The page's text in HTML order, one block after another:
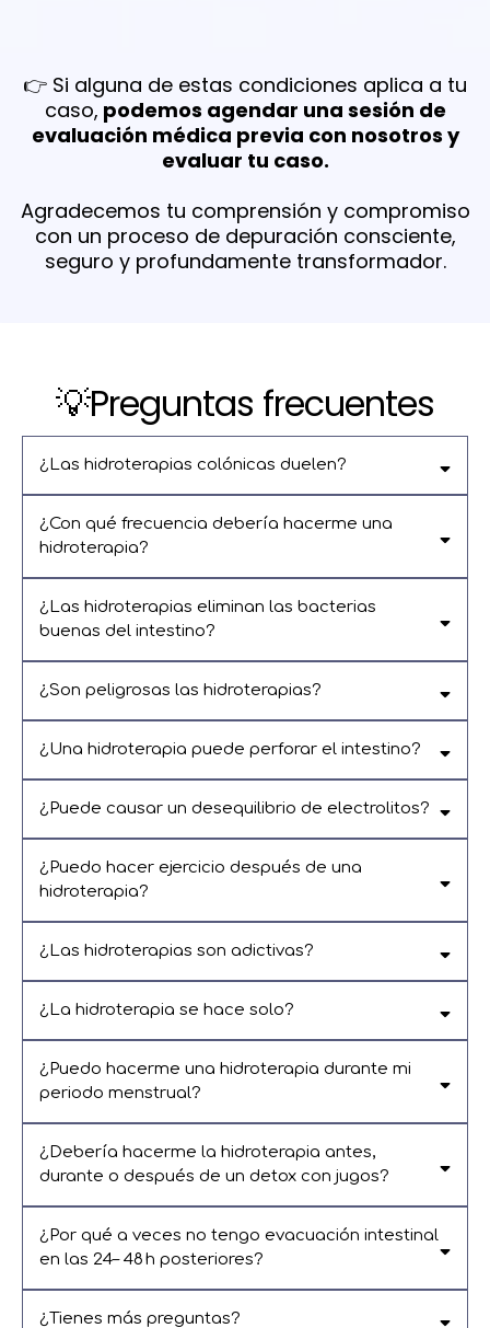
👉 Si alguna de estas condiciones aplica a tu
caso, podemos agendar una sesión de
evaluación médica previa con nosotros y
evaluar tu caso.
Agradecemos tu comprensión y compromiso
con un proceso de depuración consciente,
seguro y profundamente transformador.
💡Preguntas frecuentes
¿Las hidroterapias colónicas duelen?
¿Con qué frecuencia debería hacerme una
hidroterapia?
¿Las hidroterapias eliminan las bacterias
buenas del intestino?
¿Son peligrosas las hidroterapias?
¿Una hidroterapia puede perforar el intestino?
¿Puede causar un desequilibrio de electrolitos?
¿Puedo hacer ejercicio después de una
hidroterapia?
¿Las hidroterapias son adictivas?
tonificar, hidratar y reentrenar el movimiento natural del colon.
¿La hidroterapia se hace solo?
¿Puedo hacerme una hidroterapia durante mi
periodo menstrual?
¿Debería hacerme la hidroterapia antes,
durante o después de un detox con jugos?
Apoyar la limpieza con hidroterapias mejora la eficacia del
¿Por qué a veces no tengo evacuación intestinal
en las 24– 48 h posteriores?
¿Tienes más preguntas?